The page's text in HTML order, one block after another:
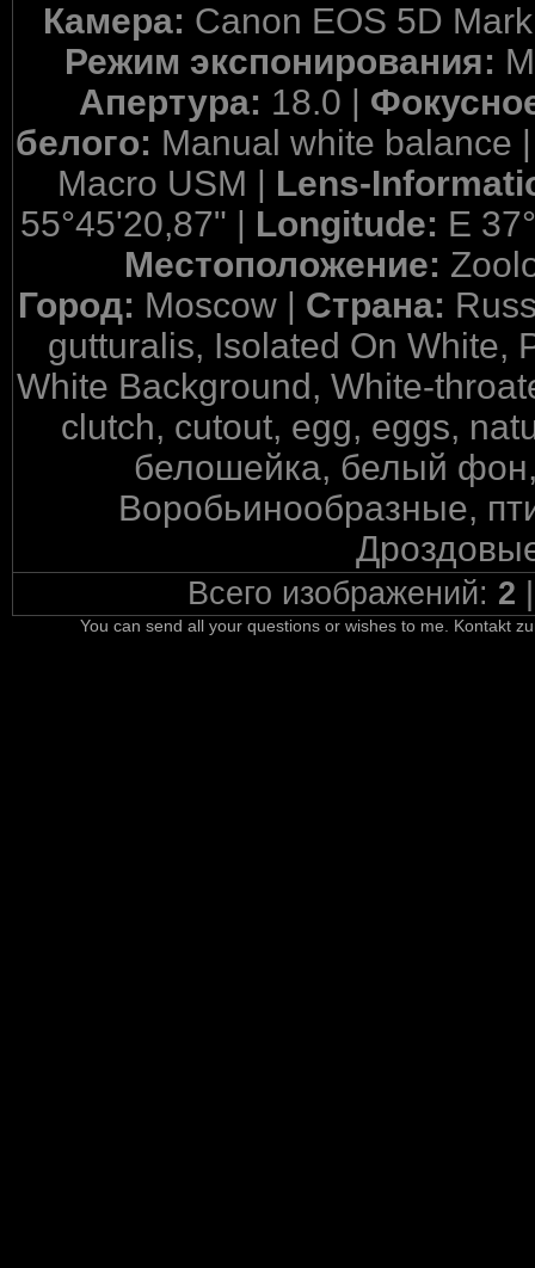
Камера: Canon EOS 5D
Режим экспонирования:
Апертура: 18.0 |
белого: Manual white balance
Macro USM | Lens-
55°45'20,87" | Longitude: E
Местоположение:
Город: Moscow | Страна:
gutturalis, Isolated On White,
White Background, White-
clutch, cutout, egg, eggs,
белошейка, белый
Воробьинообразные,
Всего изображений: 2
You can send all your questions or wishes to me. Kontakt